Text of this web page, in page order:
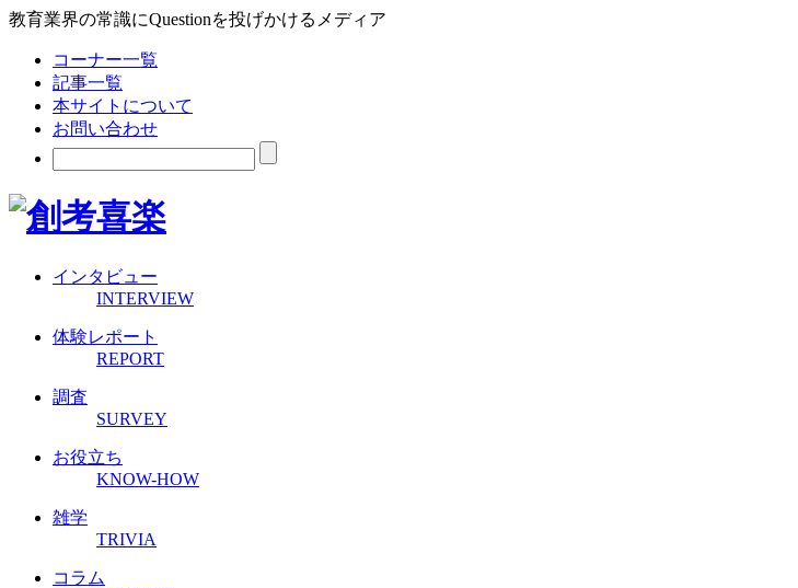
教育業界の常識にQuestionを投げかけるメディア
コーナー一覧
記事一覧
本サイトについて
お問い合わせ
インタビュー
INTERVIEW
体験レポート
REPORT
調査
SURVEY
お役立ち
KNOW-HOW
雑学
TRIVIA
コラム